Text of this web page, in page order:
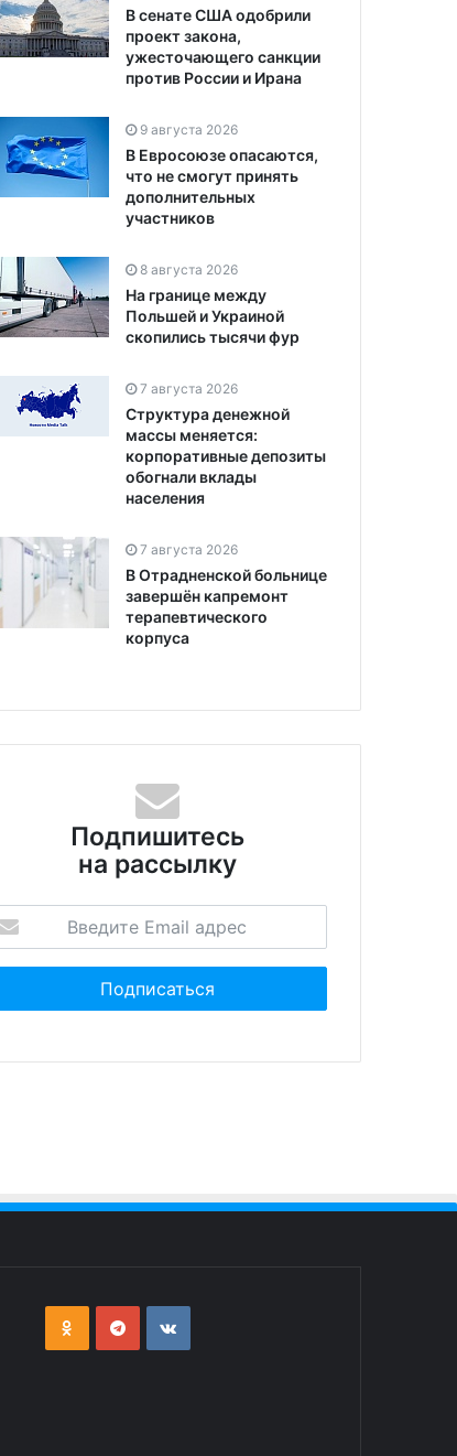
В сенате США одобрили
проект закона,
ужесточающего санкции
против России и Ирана
9 августа 2026
В Евросоюзе опасаются,
что не смогут принять
дополнительных
участников
8 августа 2026
На границе между
Польшей и Украиной
скопились тысячи фур
7 августа 2026
Структура денежной
массы меняется:
корпоративные депозиты
обогнали вклады
населения
7 августа 2026
В Отрадненской больнице
завершён капремонт
терапевтического
корпуса
Подпишитесь
на рассылку